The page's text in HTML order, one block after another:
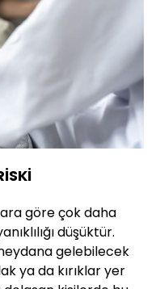
göre çok daha
düşüktür.
gelebilecek
ya da kırıklar yer